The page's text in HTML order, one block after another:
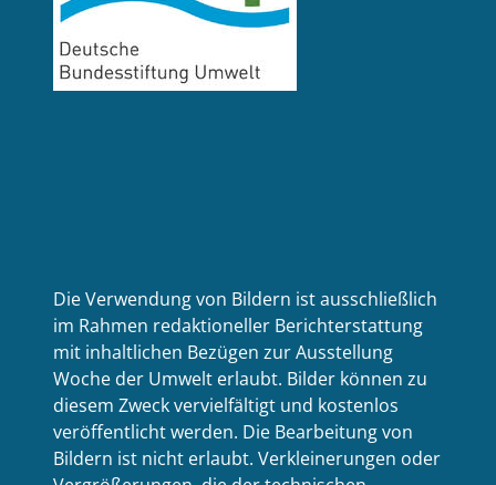
Die Verwendung von Bildern ist ausschließlich
im Rahmen redaktioneller Berichterstattung
mit inhaltlichen Bezügen zur Ausstellung
Woche der Umwelt erlaubt. Bilder können zu
diesem Zweck vervielfältigt und kostenlos
veröffentlicht werden. Die Bearbeitung von
Bildern ist nicht erlaubt. Verkleinerungen oder